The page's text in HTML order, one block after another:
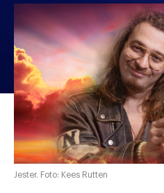
Jester. Foto: Kees Rutten